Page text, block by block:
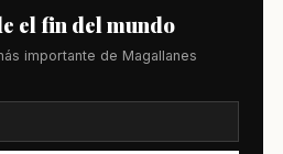
el fin del mundo
importante de Magallanes